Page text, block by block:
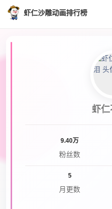
虾仁沙雕动画排行榜
虾仁
9.40万
粉丝数
5
月更数